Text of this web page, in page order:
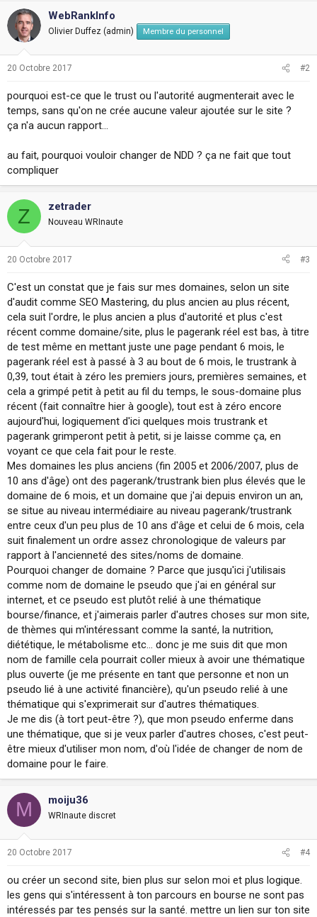
WebRankInfo
Olivier Duffez (admin) Membre du personnel
20 Octobre 2017 #2
pourquoi est-ce que le trust ou l'autorité augmenterait avec le
temps, sans qu'on ne crée aucune valeur ajoutée sur le site ?
ça n'a aucun rapport...
au fait, pourquoi vouloir changer de NDD ? ça ne fait que tout
compliquer
Z zetrader
Nouveau WRInaute
20 Octobre 2017 #3
C'est un constat que je fais sur mes domaines, selon un site
d'audit comme SEO Mastering, du plus ancien au plus récent,
cela suit l'ordre, le plus ancien a plus d'autorité et plus c'est
récent comme domaine/site, plus le pagerank réel est bas, à titre
de test même en mettant juste une page pendant 6 mois, le
pagerank réel est à passé à 3 au bout de 6 mois, le trustrank à
0,39, tout était à zéro les premiers jours, premières semaines, et
cela a grimpé petit à petit au fil du temps, le sous-domaine plus
récent (fait connaître hier à google), tout est à zéro encore
aujourd'hui, logiquement d'ici quelques mois trustrank et
pagerank grimperont petit à petit, si je laisse comme ça, en
voyant ce que cela fait pour le reste.
Mes domaines les plus anciens (fin 2005 et 2006/2007, plus de
10 ans d'âge) ont des pagerank/trustrank bien plus élevés que le
domaine de 6 mois, et un domaine que j'ai depuis environ un an,
se situe au niveau intermédiaire au niveau pagerank/trustrank
entre ceux d'un peu plus de 10 ans d'âge et celui de 6 mois, cela
suit finalement un ordre assez chronologique de valeurs par
rapport à l'ancienneté des sites/noms de domaine.
Pourquoi changer de domaine ? Parce que jusqu'ici j'utilisais
comme nom de domaine le pseudo que j'ai en général sur
internet, et ce pseudo est plutôt relié à une thématique
bourse/finance, et j'aimerais parler d'autres choses sur mon site,
de thèmes qui m'intéressant comme la santé, la nutrition,
diététique, le métabolisme etc... donc je me suis dit que mon
nom de famille cela pourrait coller mieux à avoir une thématique
plus ouverte (je me présente en tant que personne et non un
pseudo lié à une activité financière), qu'un pseudo relié à une
thématique qui s'exprimerait sur d'autres thématiques.
Je me dis (à tort peut-être ?), que mon pseudo enferme dans
une thématique, que si je veux parler d'autres choses, c'est peut-
être mieux d'utiliser mon nom, d'où l'idée de changer de nom de
domaine pour le faire.
M moiju36
WRInaute discret
20 Octobre 2017 #4
ou créer un second site, bien plus sur selon moi et plus logique.
les gens qui s'intéressent à ton parcours en bourse ne sont pas
intéressés par tes pensés sur la santé. mettre un lien sur ton site